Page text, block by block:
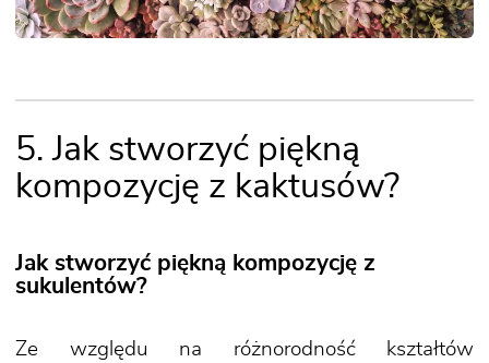
5. Jak stworzyć piękną
kompozycję z kaktusów?
Jak stworzyć piękną kompozycję z
sukulentów?
Ze względu na różnorodność kształtów